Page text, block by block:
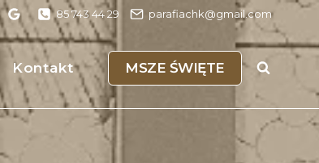
85 743 44 29 parafiachk@gmail.com
Kontakt MSZE ŚWIĘTE